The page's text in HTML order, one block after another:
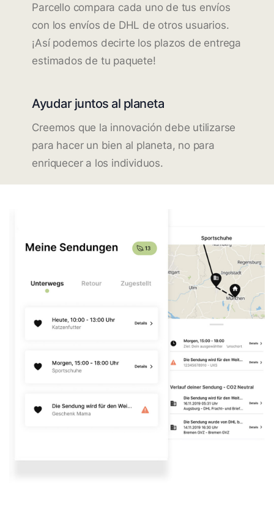
Parcello compara cada uno de tus envíos
con los envíos de DHL de otros usuarios.
¡Así podemos decirte los plazos de entrega
estimados de tu paquete!
Ayudar juntos al planeta
Creemos que la innovación debe utilizarse
para hacer un bien al planeta, no para
enriquecer a los individuos.